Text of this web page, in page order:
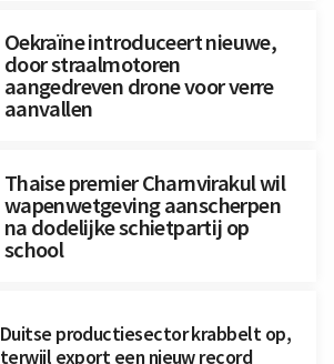
Oekraïne introduceert nieuwe,
door straalmotoren
aangedreven drone voor verre
aanvallen
Thaise premier Charnvirakul wil
wapenwetgeving aanscherpen
na dodelijke schietpartij op
school
Duitse productiesector krabbelt op,
terwijl export een nieuw record